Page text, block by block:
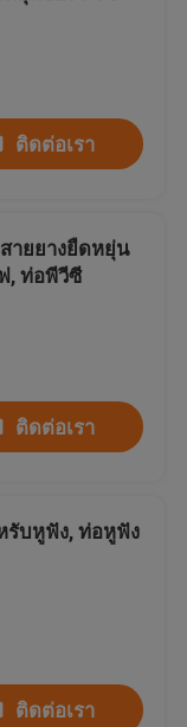
ติดต่อเรา
ายยางยืดหยุ่น
, ท่อพีวีซี
ติดต่อเรา
บหูฟัง, ท่อหูฟัง
ติดต่อเรา